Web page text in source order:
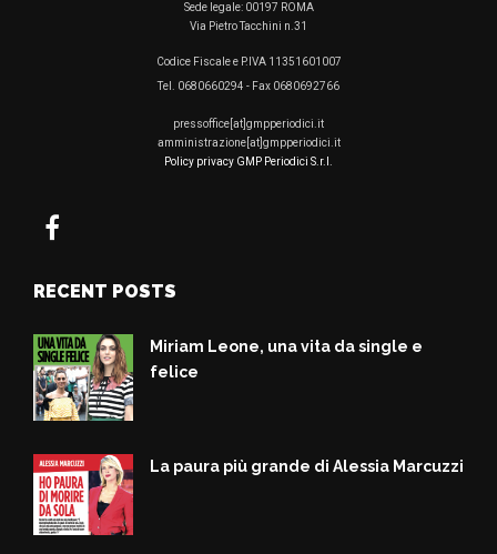
Sede legale: 00197 ROMA
Via Pietro Tacchini n.31
Codice Fiscale e P.IVA 11351601007
Tel. 0680660294 - Fax 0680692766
pressoffice[at]gmpperiodici.it
amministrazione[at]gmpperiodici.it
Policy privacy GMP Periodici S.r.l.
RECENT POSTS
Miriam Leone, una vita da single e
felice
La paura più grande di Alessia Marcuzzi